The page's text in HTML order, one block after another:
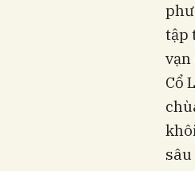
tập
vạn
Cổ
sâu